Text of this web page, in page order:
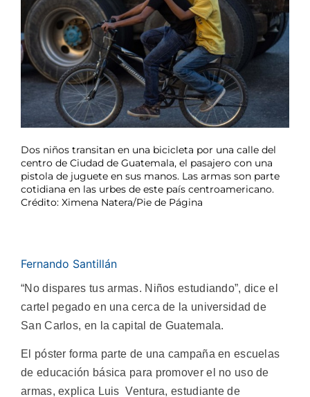
Dos niños transitan en una bicicleta por una calle del
centro de Ciudad de Guatemala, el pasajero con una
pistola de juguete en sus manos. Las armas son parte
cotidiana en las urbes de este país centroamericano.
Crédito: Ximena Natera/Pie de Página
Fernando Santillán
“No dispares tus armas. Niños estudiando”, dice el
cartel pegado en una cerca de la universidad de
San Carlos, en la capital de Guatemala.
El póster forma parte de una campaña en escuelas
de educación básica para promover el no uso de
armas, explica Luis Ventura, estudiante de